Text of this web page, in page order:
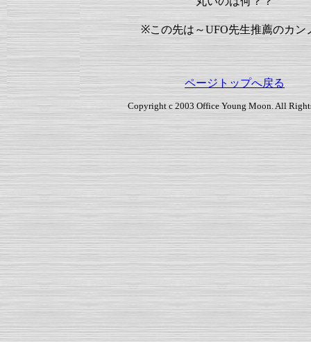
※この先は～UFO先生推薦のカン
ページトップへ戻る
Copyright c 2003 Office Young Moon. All